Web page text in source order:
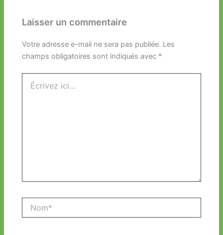
Laisser un commentaire
Votre adresse e-mail ne sera pas publiée. Les
champs obligatoires sont indiqués avec *
ici…